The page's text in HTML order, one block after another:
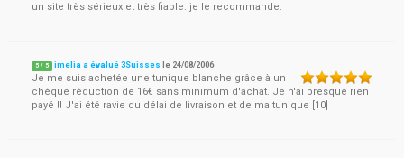
un site très sérieux et très fiable. je le recommande.
5 / 5 imelia a évalué 3Suisses le 24/08/2006
Je me suis achetée une tunique blanche grâce à un
chèque réduction de 16€ sans minimum d'achat. Je n'ai presque rien
payé !! J'ai été ravie du délai de livraison et de ma tunique [10]